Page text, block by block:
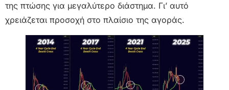
της πτώσης για μεγαλύτερο διάστημα. Γι’ αυτό
χρειάζεται προσοχή στο πλαίσιο της αγοράς.